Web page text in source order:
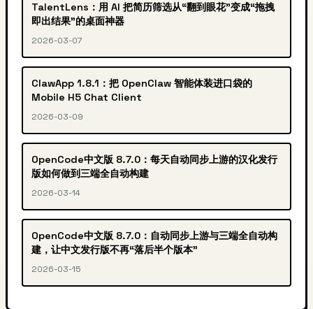
TalentLens：用 AI 把简历筛选从“翻到眼花”变成“拖拽
即出结果”的桌面神器
2026-03-07
ClawApp 1.8.1：把 OpenClaw 智能体装进口袋的
Mobile H5 Chat Client
2026-03-09
OpenCode中文版 8.7.0：每天自动同步上游的汉化发行
版如何做到三端全自动构建
2026-03-14
OpenCode中文版 8.7.0：自动同步上游与三端全自动构
建，让中文发行版不再“落后半个版本”
2026-03-15